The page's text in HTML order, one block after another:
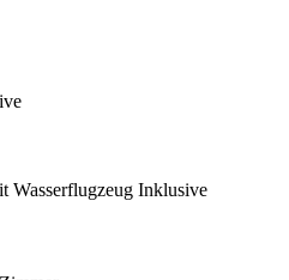
Wasserflugzeug Inklusive